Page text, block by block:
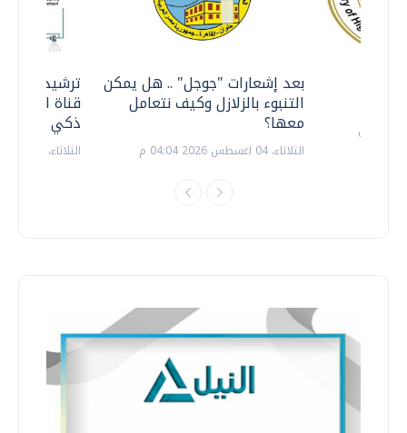
ترشيدا
قناة
ذكي
الثلاثاء، 14 يوليو 2026 06:11 م
بعد إشعارات "جوجل" .. هل يمكن
التنبوء بالزلازل وكيف نتعامل
معها؟
الثلاثاء، 04 اغسطس 2026 04:04 م